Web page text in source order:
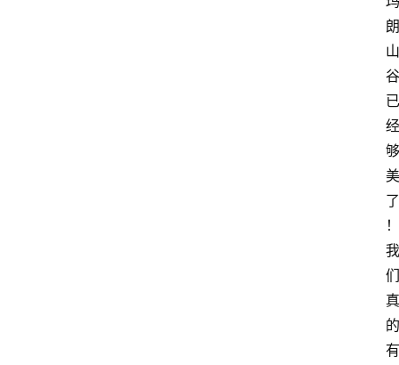
朗
山
谷
已
经
够
美
了
！
我
们
真
的
有